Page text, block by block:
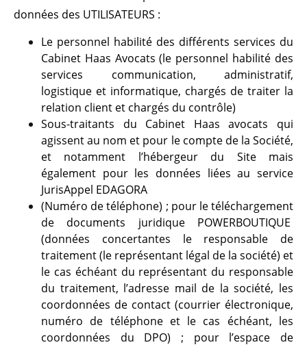
données des UTILISATEURS :
Le personnel habilité des différents services du
Cabinet Haas Avocats (le personnel habilité des
services communication, administratif,
logistique et informatique, chargés de traiter la
relation client et chargés du contrôle)
Sous-traitants du Cabinet Haas avocats qui
agissent au nom et pour le compte de la Société,
et notamment l’hébergeur du Site mais
également pour les données liées au service
JurisAppel EDAGORA
(Numéro de téléphone) ; pour le téléchargement
de documents juridique POWERBOUTIQUE
(données concertantes le responsable de
traitement (le représentant légal de la société) et
le cas échéant du représentant du responsable
du traitement, l’adresse mail de la société, les
coordonnées de contact (courrier électronique,
numéro de téléphone et le cas échéant, les
coordonnées du DPO) ; pour l’espace de